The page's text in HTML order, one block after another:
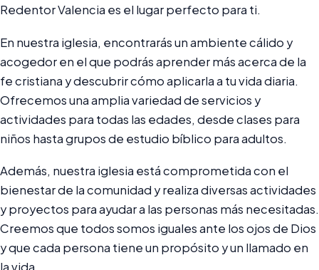
Redentor Valencia es el lugar perfecto para ti.
En nuestra iglesia, encontrarás un ambiente cálido y
acogedor en el que podrás aprender más acerca de la
fe cristiana y descubrir cómo aplicarla a tu vida diaria.
Ofrecemos una amplia variedad de servicios y
actividades para todas las edades, desde clases para
niños hasta grupos de estudio bíblico para adultos.
Además, nuestra iglesia está comprometida con el
bienestar de la comunidad y realiza diversas actividades
y proyectos para ayudar a las personas más necesitadas.
Creemos que todos somos iguales ante los ojos de Dios
y que cada persona tiene un propósito y un llamado en
la vida.